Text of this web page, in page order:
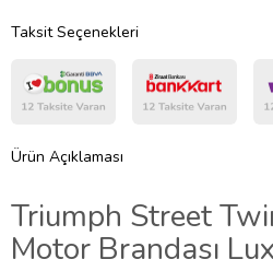
Taksit Seçenekleri
Ürün Açıklaması
Triumph Street
Motor Brandası